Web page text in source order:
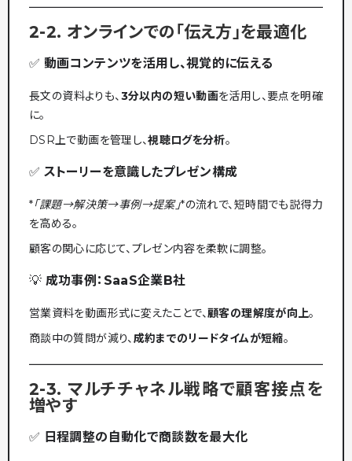
2-2. オンラインでの「伝え方」を最適化
✅ 動画コンテンツを活用し、視覚的に伝える
長文の資料よりも、3分以内の短い動画を活用し、要点を明確
に。
DSR上で動画を管理し、視聴ログを分析。
✅ ストーリーを意識したプレゼン構成
*「課題→解決策→事例→提案」*の流れで、短時間でも説得力
を高める。
顧客の関心に応じて、プレゼン内容を柔軟に調整。
💡 成功事例：SaaS企業B社
営業資料を動画形式に変えたことで、顧客の理解度が向上。
商談中の質問が減り、成約までのリードタイムが短縮。
2-3. マルチチャネル戦略で顧客接点を
増やす
✅ 日程調整の自動化で商談数を最大化